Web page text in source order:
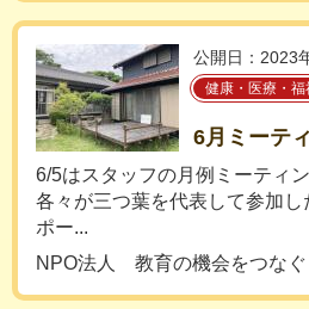
公開日：2023
健康・医療・福
6月ミーテ
6/5はスタッフの月例ミーティ
各々が三つ葉を代表して参加
ポー...
NPO法人 教育の機会をつな